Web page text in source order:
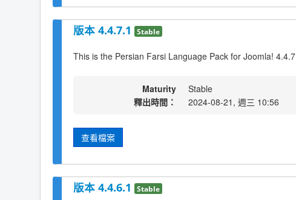
版本 4.4.7.1 Stable
This is the Persian Farsi Language Pack for Joomla! 4.4.7
Maturity
Stable
釋出時間：
2024-08-21, 週三 10:56
查看檔案
版本 4.4.6.1 Stable